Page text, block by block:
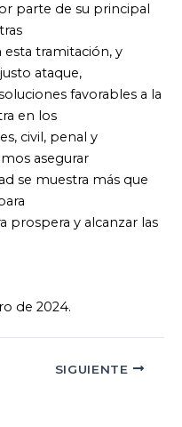
parte de su principal
tramitación, y
ataque,
favorables a la
en los
civil, penal y
asegurar
se muestra más que
prospera y alcanzar las
de 2024.
SIGUIENTE